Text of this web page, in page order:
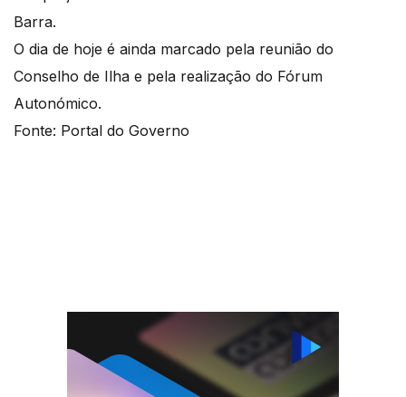
Barra.
O dia de hoje é ainda marcado pela reunião do
Conselho de Ilha e pela realização do Fórum
Autonómico.
Fonte: Portal do Governo